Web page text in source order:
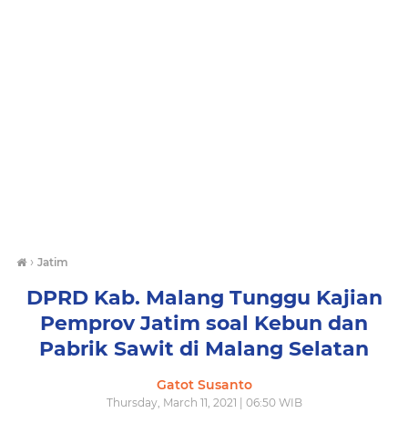
› Jatim
DPRD Kab. Malang Tunggu Kajian
Pemprov Jatim soal Kebun dan
Pabrik Sawit di Malang Selatan
Gatot Susanto
Thursday, March 11, 2021 | 06:50 WIB